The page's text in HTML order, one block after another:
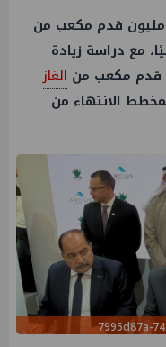
مع دراسة زيادة
الغاز
الانتهاء من
7995d87a-